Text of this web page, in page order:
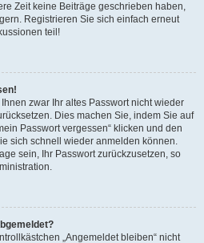
Zeit keine Beiträge geschrieben haben,
Registrieren Sie sich einfach erneut
teil!
zwar Ihr altes Passwort nicht wieder
Dies machen Sie, indem Sie auf
Passwort vergessen“ klicken und den
sich schnell wieder anmelden können.
sein, Ihr Passwort zurückzusetzen, so
„Angemeldet bleiben“ nicht